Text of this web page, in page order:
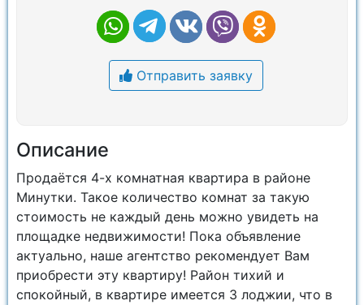
Отправить заявку
Описание
Продаётся 4-х комнатная квартира в районе
Минутки. Такое количество комнат за такую
стоимость не каждый день можно увидеть на
площадке недвижимости! Пока объявление
актуально, наше агентство рекомендует Вам
приобрести эту квартиру! Район тихий и
спокойный, в квартире имеется 3 лоджии, что в